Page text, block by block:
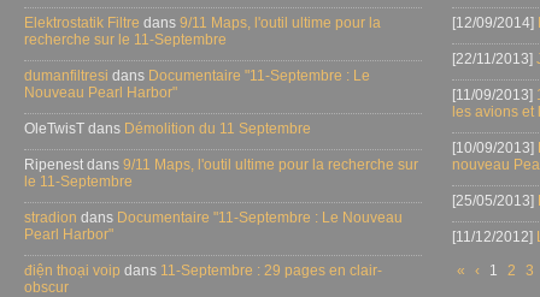
Elektrostatik Filtre dans 9/11 Maps, l'outil ultime pour la
recherche sur le 11-Septembre
dumanfiltresi dans Documentaire "11-Septembre : Le
Nouveau Pearl Harbor"
OleTwisT dans Démolition du 11 Septembre
Ripenest dans 9/11 Maps, l'outil ultime pour la recherche sur
le 11-Septembre
stradion dans Documentaire "11-Septembre : Le Nouveau
Pearl Harbor"
điện thoại voip dans 11-Septembre : 29 pages en clair-
obscur
[12/09/2014]
[22/11/2013]
[11/09/2013]
les avions
[10/09/2013]
nouveau
[25/05/2013]
[11/12/2012]
«
‹ 1 2 3